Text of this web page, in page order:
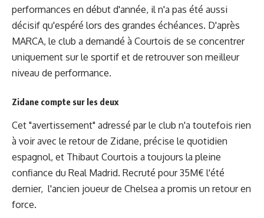
performances en début d'année, il n'a pas été aussi
décisif qu'espéré lors des grandes échéances. D'après
MARCA, le club a demandé à Courtois de se concentrer
uniquement sur le sportif et de retrouver son meilleur
niveau de performance.
Zidane compte sur les deux
Cet "avertissement" adressé par le club n'a toutefois rien
à voir avec le retour de Zidane, précise le quotidien
espagnol, et Thibaut Courtois a toujours la pleine
confiance du Real Madrid. Recruté pour 35M€ l'été
dernier, l'ancien joueur de Chelsea a promis un retour en
force.